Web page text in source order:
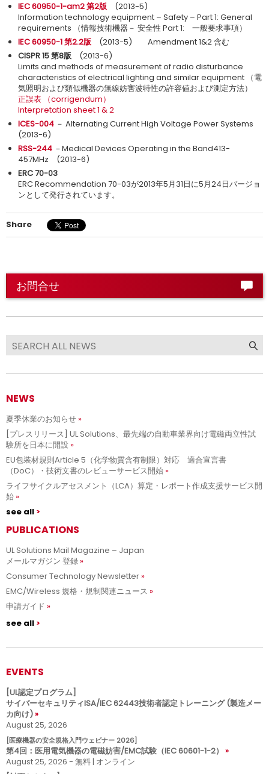
IEC 60950-1-am2 第2版(2013-5)
Information technology equipment – Safety – Part 1: General
requirements （情報技術機器－ 安全性 Part 1: 一般要求事項）
IEC 60950-1 第2.2版(2013-5) Amendment 1&2 含む
CISPR 15 第8版(2013-6)
Limits and methods of measurement of radio disturbance
characteristics of electrical lighting and similar equipment （電
気照明および類似機器の無線妨害波特性の許容値および測定方法）
正誤表 （corrigendum）
Interpretation sheet 1 & 2
ICES-004 － Alternating Current High Voltage Power Systems
(2013-6)
RSS-244 －Medical Devices Operating in the Band413-
457MHz (2013-6)
ERC 70-03
ERC Recommendation 70-03が2013年5月31日に5月24日バージョ
ンとして発行されています。
Share
お問合せ
NEWS
夏季休業のお知らせ
[プレスリリース] UL Solutions、最先端の自動車業界向け電磁両立性試
験所を日本に開設
EU包装材規則Article 5（化学物質含有制限）対応 適合宣言書
（DoC）・技術文書のレビューサービス開始
ライフサイクルアセスメント（LCA）算定・レポート作成支援サービス開
始
see all
PUBLICATIONS
UL Solutions Mail Magazine – Japan
メールマガジン 登録
Consumer Technology Newsletter
EMC/Wireless 規格・規制関連ニュース
申請ガイド
see all
EVENTS
[UL認定プログラム]
サイバーセキュリティISA/IEC 62443技術者認定トレーニング (製造メー
カ向け)
August 25, 2026
[医療機器の安全規格入門ウェビナー 2026]
第4回：医用電気機器の電磁妨害/EMC試験（IEC 60601-1-2）
August 25, 2026 - 無料 | オンライン